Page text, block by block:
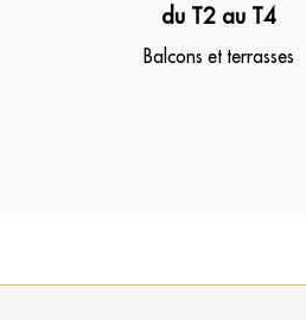
du T2 au T4
Balcons et terrasses